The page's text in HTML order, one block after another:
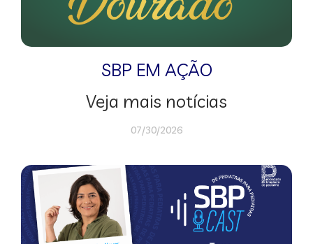
SBP EM AÇÃO
Veja mais notícias
07/30/2026